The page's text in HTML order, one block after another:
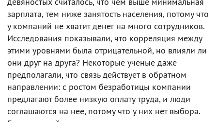
зарплата, тем ниже занятость населения, потому что
у компаний не хватит денег на много сотрудников.
Исследования показывали, что корреляция между
этими уровнями была отрицательной, но влияли ли
они друг на друга? Некоторые ученые даже
предполагали, что связь действует в обратном
направлении: с ростом безработицы компании
предлагают более низкую оплату труда, и люди
соглашаются на нее, потому что у них нет выбора.